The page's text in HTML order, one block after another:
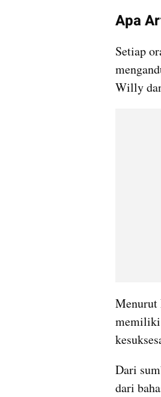
Apa
Setiap
Willy
Menurut
memiliki
Dari
dari